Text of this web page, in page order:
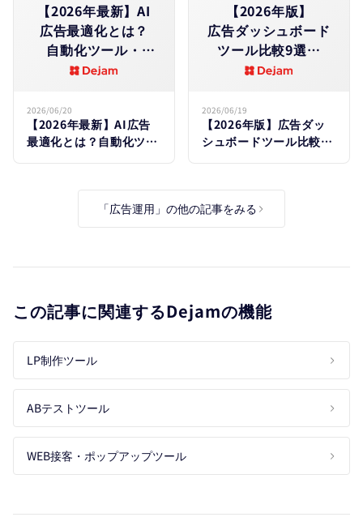
【2026年最新】AI​
広告最適化とは？​
自動化ツール・
活用事例・
2026/06/20
【2026年最新】AI広告
最適化とは？自動化ツー
【2026年版】​
広告ダッシュボード
ツール比較9選｜
媒体横断レポートの​
2026/06/19
【2026年版】広告ダッ
シュボードツール比較9
「広告運用」の他の記事をみる
この記事に関連するDejamの機能
LP制作ツール
ABテストツール
WEB接客・ポップアップツール